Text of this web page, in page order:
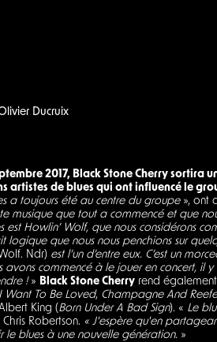
Ducruix
2017, Black Stone Cherry sortira
artistes de blues qui ont influencé le
a toujours été au centre du groupe», ont
musique que tout a commencé et que
est Howlin’ Wolf, que nous considérons
logique que nous nous penchions sur
Ndr) est l’un d’entre eux. C’est un
avons commencé à le jouer en concert, il
!» Black Stone Cherry rend
I Want To Be Loved, Champagne And
King (Born Under A Bad Sign). « Le
Robertson. « J'espère qu'en
le blues à une nouvelle génération. »